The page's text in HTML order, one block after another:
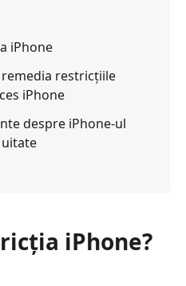
iPhone
restricțiile
iPhone
despre iPhone-ul
iPhone?